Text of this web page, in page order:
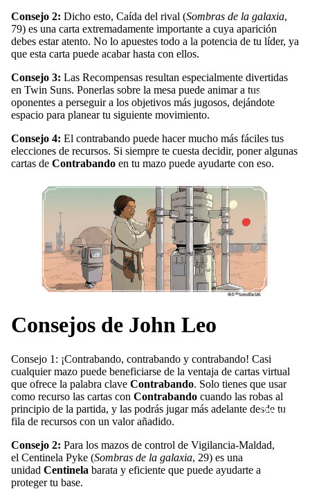
Juegos de
Consejo 2: Dicho esto, Caída del rival (Sombras de la galaxia,
79) es una carta extremadamente importante a cuya aparición
debes estar atento. No lo apuestes todo a la potencia de tu líder, ya
que esta carta puede acabar hasta con ellos.
Consejo 3: Las Recompensas resultan especialmente divertidas
en Twin Suns. Ponerlas sobre la mesa puede animar a tus
oponentes a perseguir a los objetivos más jugosos, dejándote
espacio para planear tu siguiente movimiento.
Consejo 4: El contrabando puede hacer mucho más fáciles tus
elecciones de recursos. Si siempre te cuesta decidir, poner algunas
cartas de Contrabando en tu mazo puede ayudarte con eso.
Consejos de John Leo
Consejo 1: ¡Contrabando, contrabando y contrabando! Casi
cualquier mazo puede beneficiarse de la ventaja de cartas virtual
que ofrece la palabra clave Contrabando. Solo tienes que usar
como recurso las cartas con Contrabando cuando las robas al
principio de la partida, y las podrás jugar más adelante desde tu
fila de recursos con un valor añadido.
Consejo 2: Para los mazos de control de Vigilancia-Maldad,
el Centinela Pyke (Sombras de la galaxia, 29) es una
unidad Centinela barata y eficiente que puede ayudarte a
proteger tu base.